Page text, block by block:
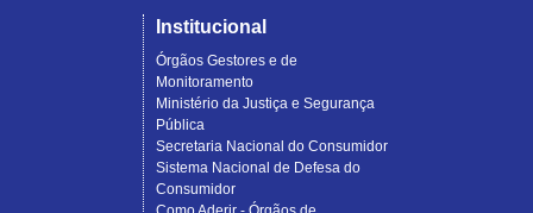
Institucional
Órgãos Gestores e de
Monitoramento
Ministério da Justiça e Segurança
Pública
Secretaria Nacional do Consumidor
Sistema Nacional de Defesa do
Consumidor